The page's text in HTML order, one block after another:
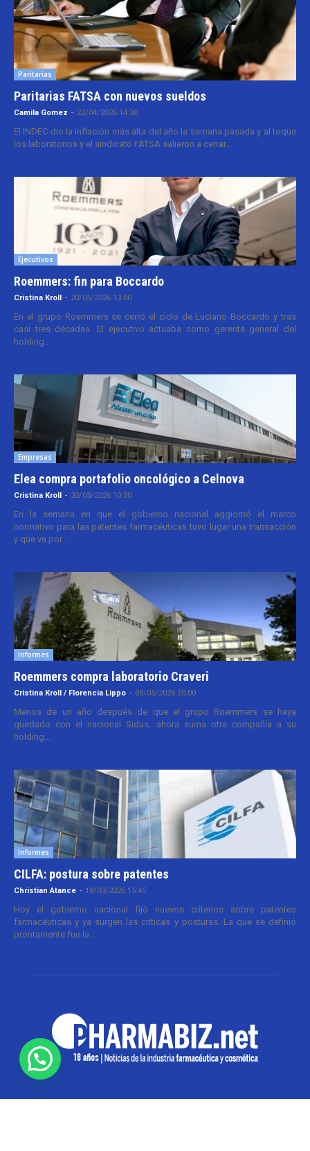
Paritarias
Paritarias FATSA con nuevos sueldos
Camila Gomez - 22/04/2026 14:30
El INDEC dio la inflación más alta del año la semana pasada y al toque
los laboratorios y el sindicato FATSA salieron a cerrar...
Ejecutivos
Roemmers: fin para Boccardo
Cristina Kroll - 20/05/2026 13:00
En el grupo Roemmers se cerró el ciclo de Luciano Boccardo y tras
casi tres décadas. El ejecutivo actuaba como gerente general del
holding...
Empresas
Elea compra portafolio oncológico a Celnova
Cristina Kroll - 20/03/2026 10:30
En la semana en que el gobierno nacional aggiornó el marco
normativo para las patentes farmacéuticas tuvo lugar una transacción
y que va por...
Informes
Roemmers compra laboratorio Craveri
Cristina Kroll / Florencia Lippo - 05/05/2026 20:00
Menos de un año después de que el grupo Roemmers se haya
quedado con el nacional Sidus, ahora suma otra compañía a su
holding....
Informes
CILFA: postura sobre patentes
Christian Atance - 18/03/2026 15:45
Hoy el gobierno nacional fijó nuevos criterios sobre patentes
farmacéuticas y ya surgen las críticas y posturas. La que se definió
prontamente fue la...